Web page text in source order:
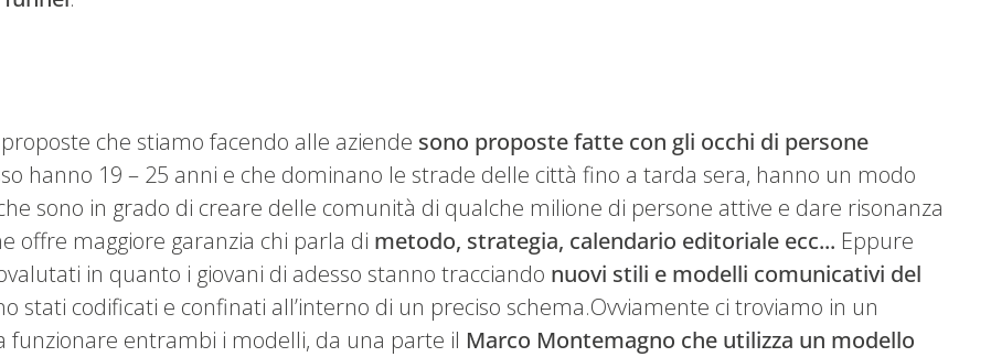
che stiamo facendo alle aziende sono proposte fatte con gli occhi di persone
hanno 19 – 25 anni e che dominano le strade delle città fino a tarda sera, hanno un modo
sono in grado di creare delle comunità di qualche milione di persone attive e dare risonanza
offre maggiore garanzia chi parla di metodo, strategia, calendario editoriale ecc... Eppure
in quanto i giovani di adesso stanno tracciando nuovi stili e modelli comunicativi del
stati codificati e confinati all’interno di un preciso schema.Ovviamente ci troviamo in un
funzionare entrambi i modelli, da una parte il Marco Montemagno che utilizza un modello